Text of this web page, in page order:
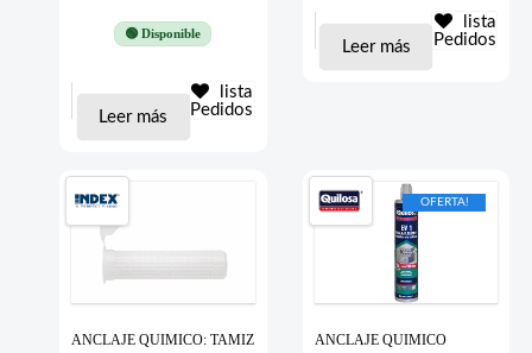
🟢 Disponible
Leer más
lista
Pedidos
Leer más
lista
Pedidos
ANCLAJE QUIMICO: TAMIZ
OFERTA!
ANCLAJE QUIMICO